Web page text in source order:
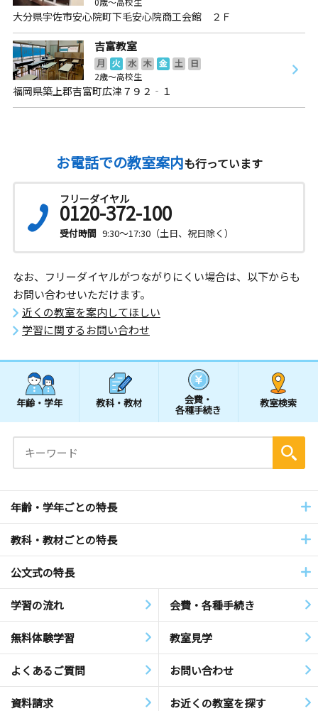
大分県宇佐市安心院町下毛安心院商工会館 ２Ｆ
吉富教室
月 火 水 木 金 土
日
2歳～高校生
福岡県築上郡吉富町広津７９２‐１
お電話での教室案内も行っています
フリーダイヤル
0120-372-100
受付時間 9:30～17:30（土日、祝日除く）
なお、フリーダイヤルがつながりにくい場合は、以下からも
お問い合わせいただけます。
近くの教室を案内してほしい
学習に関するお問い合わせ
年齢・学年 教科・教材 会費・
各種手続き
教室検索
年齢・学年ごとの特長
教科・教材ごとの特長
公文式の特長
学習の流れ 会費・各種手続き
無料体験学習 教室見学
よくあるご質問 お問い合わせ
資料請求 お近くの教室を探す